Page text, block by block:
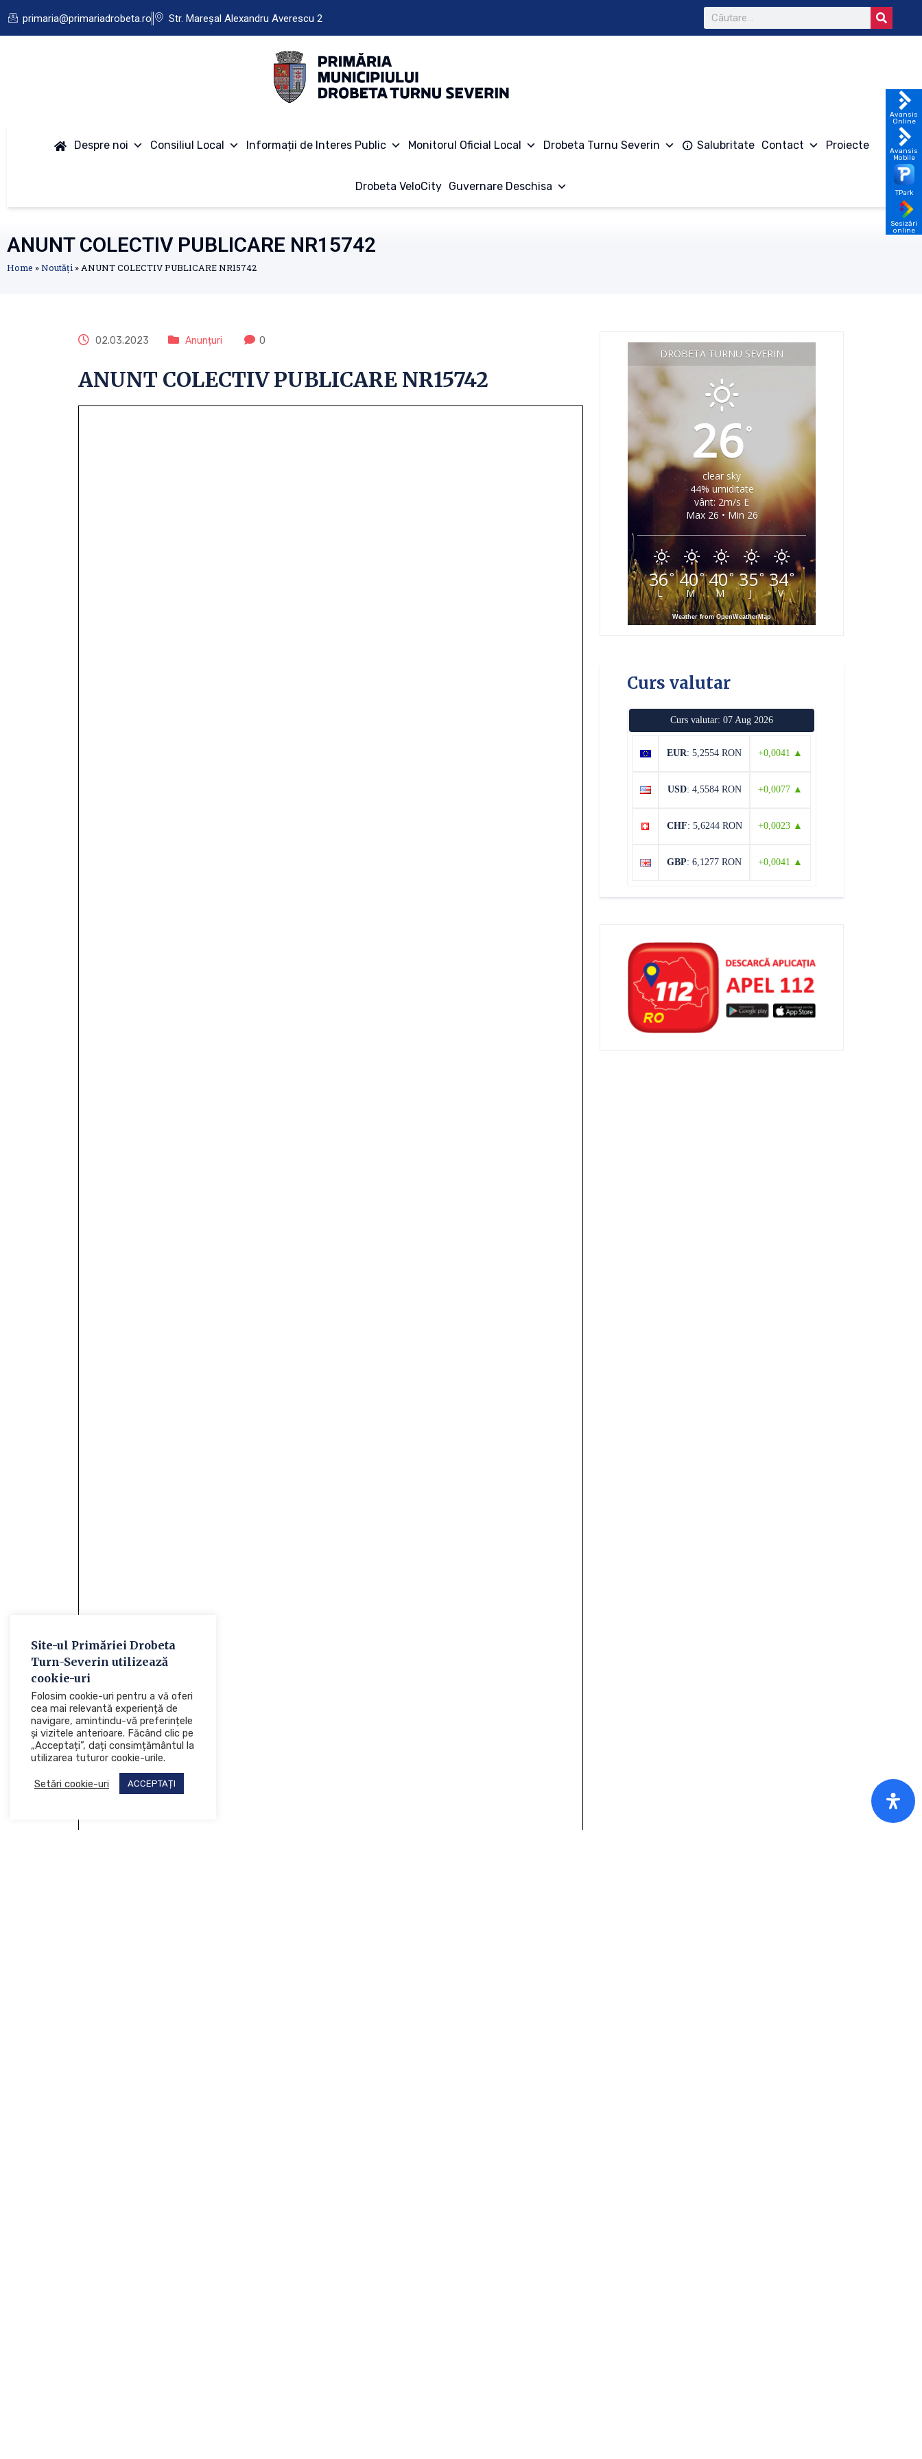
primaria@primariadrobeta.ro Str. Mareșal Alexandru Averescu 2
Despre noi Consiliul Local Informații de Interes Public Monitorul Oficial Local Drobeta Turnu Severin Salubritate Contact Proiecte
Drobeta VeloCity Guvernare Deschisa
ANUNT COLECTIV PUBLICARE NR15742
Home »Noutăți » ANUNT COLECTIV PUBLICARE NR15742
02.03.2023 Anunțuri 0
ANUNT COLECTIV PUBLICARE NR15742
DROBETA TURNU SEVERIN
26°
clear sky
44% umiditate
vânt: 2m/s E
Max 26 • Min 26
36°
L
40°
M
40°
M
35°
J
34°
V
Weather from OpenWeatherMap
Curs valutar
Curs valutar: 07 Aug 2026
EUR: 5,2554 RON +0,0041 ▲
USD: 4,5584 RON +0,0077 ▲
CHF: 5,6244 RON +0,0023 ▲
GBP: 6,1277 RON +0,0041 ▲
Site-ul Primăriei Drobeta
Turn-Severin utilizează
cookie-uri
Folosim cookie-uri pentru a vă oferi
cea mai relevantă experiență de
navigare, amintindu-vă preferințele
și vizitele anterioare. Făcând clic pe
„Acceptați”, dați consimțământul la
utilizarea tuturor cookie-urile.
Setări cookie-uri ACCEPTAȚI
Avansis
Online
Avansis
Mobile
TPark
Sesizări
online